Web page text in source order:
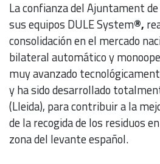
La confianza del Ajuntament
sus equipos DULE System®,
consolidación en el mercado
bilateral automático y
muy avanzado
y ha sido desarrollado
(Lleida), para contribuir a la
de la recogida de los residuos
zona del levante español.